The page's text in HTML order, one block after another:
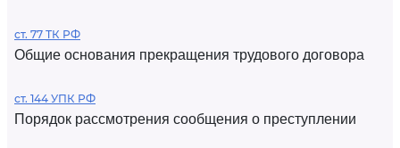
ст. 77 ТК РФ
Общие основания прекращения трудового договора
ст. 144 УПК РФ
Порядок рассмотрения сообщения о преступлении